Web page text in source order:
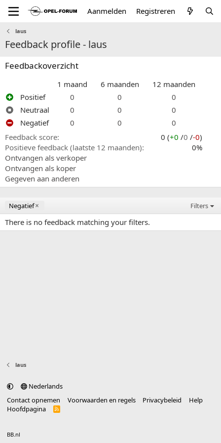
Aanmelden Registreren
laus
Feedback profile - laus
Feedbackoverzicht
1 maand 6 maanden
12 maanden
Positief
0 0
0
Neutraal
0 0
0
Negatief
0 0
0
Feedback score
0 (+0 /0 /-0)
Positieve feedback (laatste 12 maanden)
0%
Ontvangen als verkoper
Ontvangen als koper
Gegeven aan anderen
Negatief Filters
There is no feedback matching your filters.
laus
Nederlands
Contact opnemen
Voorwaarden en regels Privacybeleid
Help
Hoofdpagina
R
BB.nl